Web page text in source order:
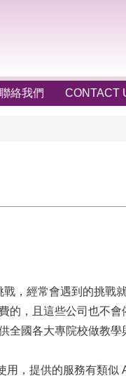
聯絡我們 CONTACT
， 經常會遇到的挑戰
的，
且這些公司也不
全國各大專院校做教學
用， 提供的服務有類似